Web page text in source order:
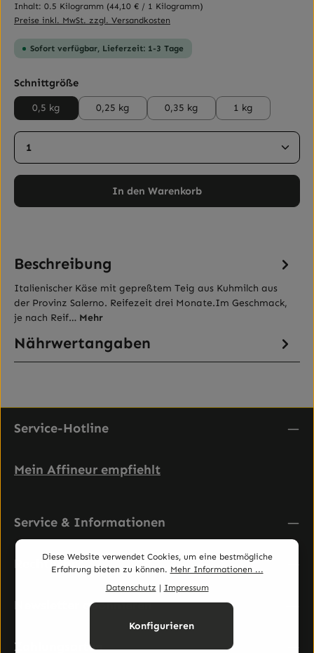
Inhalt: 0.5 Kilogramm (44,10 € / 1 Kilogramm)
Preise inkl. MwSt. zzgl. Versandkosten
Sofort verfügbar, Lieferzeit: 1-3 Tage
Schnittgrößeauswählen
0,5 kg 0,25 kg 0,35 kg 1 kg
Produkt Anzahl: Gib den gewünschten Wert ein
In den Warenkorb
Beschreibung
Italienischer Käse mit gepreßtem Teig aus Kuhmilch aus
der Provinz Salerno. Reifezeit drei Monate.Im Geschmack,
je nach Reif… Mehr
Nährwertangaben
Service-Hotline
Mein Affineur empfiehlt
Service & Informationen
Rechtliches
Newsletter abonnieren
Zahlungsarten
Diese Website verwendet Cookies, um eine bestmögliche
Erfahrung bieten zu können. Mehr Informationen ...
Datenschutz | Impressum
Konfigurieren